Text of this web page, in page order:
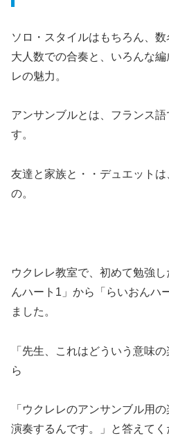
ソロ・スタイルはもちろん、
大人数での合奏と、いろんな
レの魅力。
アンサンブルとは、フランス
す。
友達と家族と・・デュエット
の。
ウクレレ教室で、初めて勉強
んハート1」から「らいおんハ
ました。
「先生、これはどういう意味
ら
「ウクレレのアンサンブル用
演奏するんです。」と答えてく